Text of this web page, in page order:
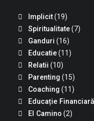
Implicit(19)
Spiritualitate(7)
Ganduri (16)
Educatie(11)
Relatii (10)
Parenting (15)
Coaching (11)
Educație Financiară
El Camino (2)